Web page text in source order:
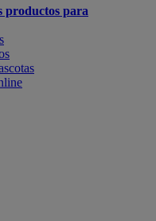
productos para